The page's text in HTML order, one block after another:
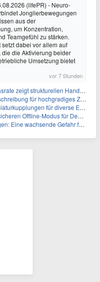
(lifePR) - Neuro-
Jonglierbewegungen
aus der
um Konzentration,
Teamgefühl zu stärken.
setzt dabei vor allem auf
die Aktivierung beider
Umsetzung bietet
vor 7 Stunden
Handlungsbedarf bei der Ernährung schulpflichtiger Kinder
mit Germanium- und Silbergehalten und stellt ein Betriebsupdate bereit
für diverse Einsatzbereiche
Modus für Desktop- und Mobile-Apps ein
Gefahr für industrielle Elektroniksysteme